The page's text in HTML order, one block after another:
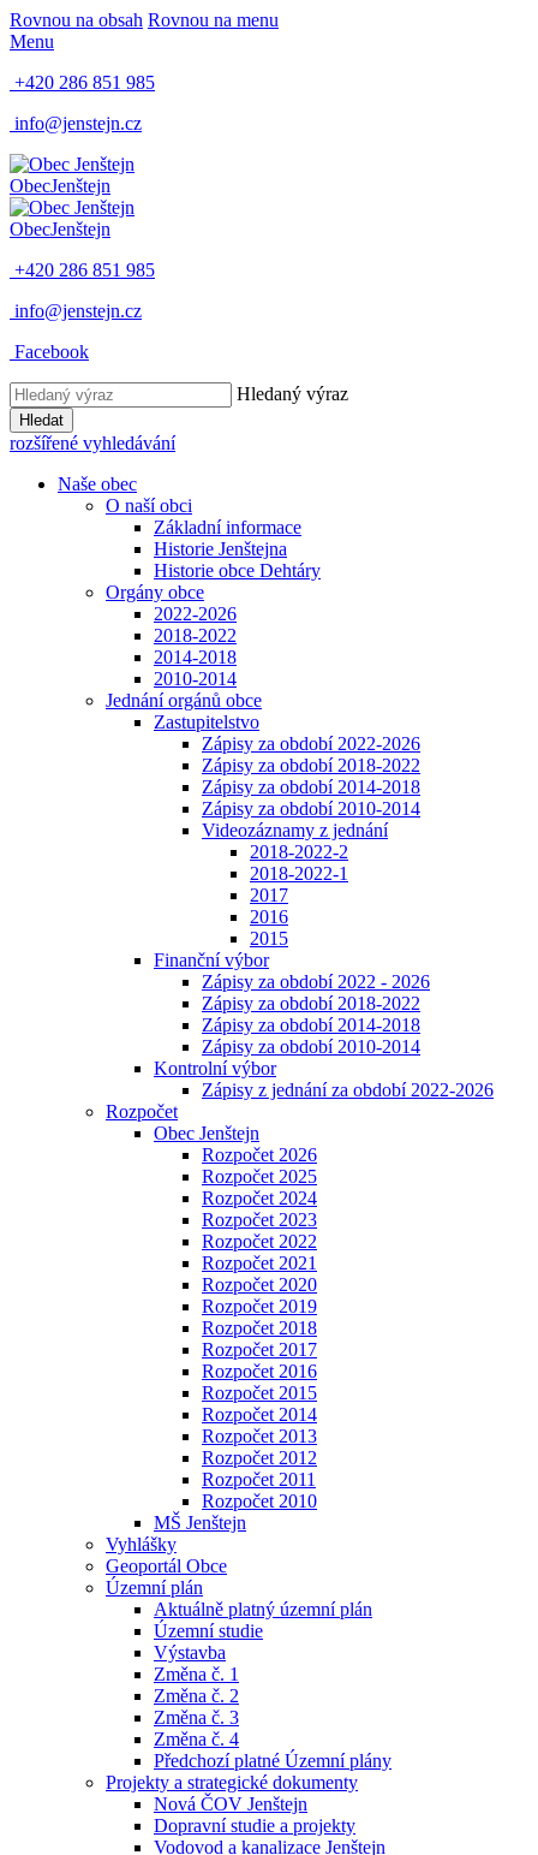
Rovnou na obsah Rovnou na menu
Menu
+420 286 851 985
info@jenstejn.cz
ObecJenštejn
ObecJenštejn
+420 286 851 985
info@jenstejn.cz
Facebook
Hledaný výraz
Hledat
rozšířené vyhledávání
Naše obec
O naší obci
Základní informace
Historie Jenštejna
Historie obce Dehtáry
Orgány obce
2022-2026
2018-2022
2014-2018
2010-2014
Jednání orgánů obce
Zastupitelstvo
Zápisy za období 2022-2026
Zápisy za období 2018-2022
Zápisy za období 2014-2018
Zápisy za období 2010-2014
Videozáznamy z jednání
2018-2022-2
2018-2022-1
2017
2016
2015
Finanční výbor
Zápisy za období 2022 - 2026
Zápisy za období 2018-2022
Zápisy za období 2014-2018
Zápisy za období 2010-2014
Kontrolní výbor
Zápisy z jednání za období 2022-2026
Rozpočet
Obec Jenštejn
Rozpočet 2026
Rozpočet 2025
Rozpočet 2024
Rozpočet 2023
Rozpočet 2022
Rozpočet 2021
Rozpočet 2020
Rozpočet 2019
Rozpočet 2018
Rozpočet 2017
Rozpočet 2016
Rozpočet 2015
Rozpočet 2014
Rozpočet 2013
Rozpočet 2012
Rozpočet 2011
Rozpočet 2010
MŠ Jenštejn
Vyhlášky
Geoportál Obce
Územní plán
Aktuálně platný územní plán
Územní studie
Výstavba
Změna č. 1
Změna č. 2
Změna č. 3
Změna č. 4
Předchozí platné Územní plány
Projekty a strategické dokumenty
Nová ČOV Jenštejn
Dopravní studie a projekty
Vodovod a kanalizace Jenštejn